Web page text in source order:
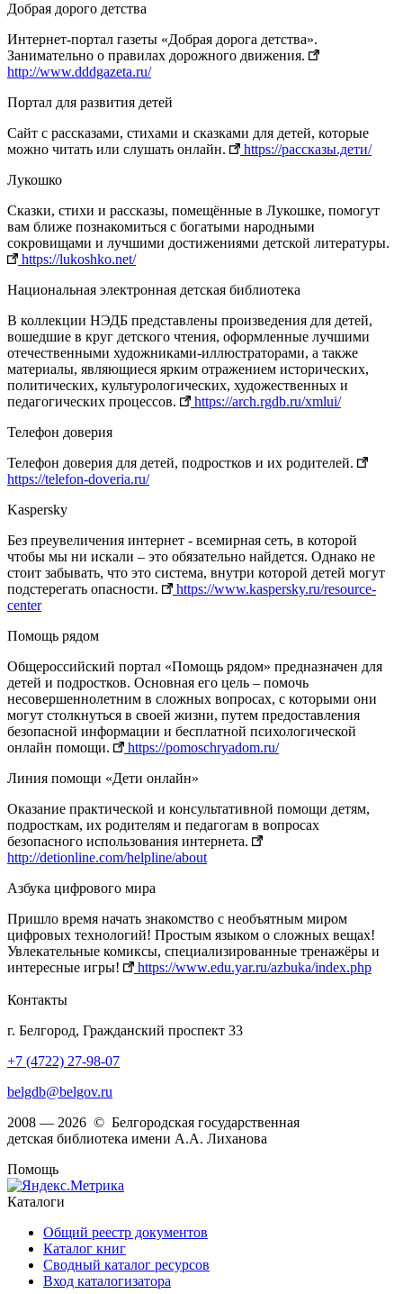
Добрая дорого детства
Интернет-портал газеты «Добрая дорога детства».
Занимательно о правилах дорожного движения.
http://www.dddgazeta.ru/
Портал для развития детей
Сайт с рассказами, стихами и сказками для детей, которые
можно читать или слушать онлайн.
https://рассказы.дети/
Лукошко
Сказки, стихи и рассказы, помещённые в Лукошке, помогут
вам ближе познакомиться с богатыми народными
сокровищами и лучшими достижениями детской литературы.
https://lukoshko.net/
Национальная электронная детская библиотека
В коллекции НЭДБ представлены произведения для детей,
вошедшие в круг детского чтения, оформленные лучшими
отечественными художниками-иллюстраторами, а также
материалы, являющиеся ярким отражением исторических,
политических, культурологических, художественных и
педагогических процессов.
https://arch.rgdb.ru/xmlui/
Телефон доверия
Телефон доверия для детей, подростков и их родителей.
https://telefon-doveria.ru/
Kaspersky
Без преувеличения интернет - всемирная сеть, в которой
чтобы мы ни искали – это обязательно найдется. Однако не
стоит забывать, что это система, внутри которой детей могут
подстерегать опасности.
https://www.kaspersky.ru/resource-
center
Помощь рядом
Общероссийский портал «Помощь рядом» предназначен для
детей и подростков. Основная его цель – помочь
несовершеннолетним в сложных вопросах, с которыми они
могут столкнуться в своей жизни, путем предоставления
безопасной информации и бесплатной психологической
онлайн помощи.
https://pomoschryadom.ru/
Линия помощи «Дети онлайн»
Оказание практической и консультативной помощи детям,
подросткам, их родителям и педагогам в вопросах
безопасного использования интернета.
http://detionline.com/helpline/about
Азбука цифрового мира
Пришло время начать знакомство c необъятным миром
цифровых технологий! Простым языком о сложных вещах!
Увлекательные комиксы, специализированные тренажёры и
интересные игры!
https://www.edu.yar.ru/azbuka/index.php
Контакты
г. Белгород, Гражданский проспект 33
+7 (4722) 27-98-07
belgdb@belgov.ru
2008 — 2026 © Белгородская государственная
детская библиотека имени А.А. Лиханова
Помощь
Каталоги
Общий реестр документов
Каталог книг
Сводный каталог ресурсов
Вход каталогизатора